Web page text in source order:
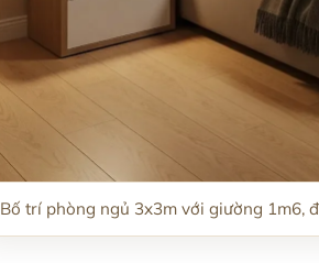
Bố trí phòng ngủ 3x3m với giường 1m6,